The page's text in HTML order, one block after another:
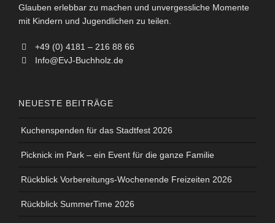
Glauben erlebbar zu machen und unvergessliche Momente
mit Kindern und Jugendlichen zu teilen.
+49 (0) 4181 – 216 88 66
Info@EvJ-Buchholz.de
NEUESTE BEITRÄGE
Kuchenspenden für das Stadtfest 2026
Picknick im Park – ein Event für die ganze Familie
Rückblick Vorbereitungs-Wochenende Freizeiten 2026
Rückblick SummerTime 2026